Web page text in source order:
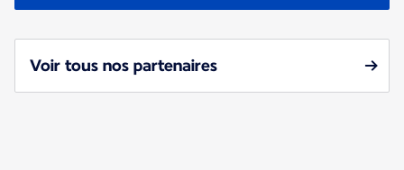
Voir tous nos partenaires